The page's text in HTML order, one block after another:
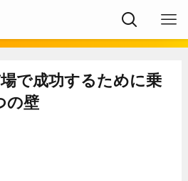
で成功するために乗
の壁